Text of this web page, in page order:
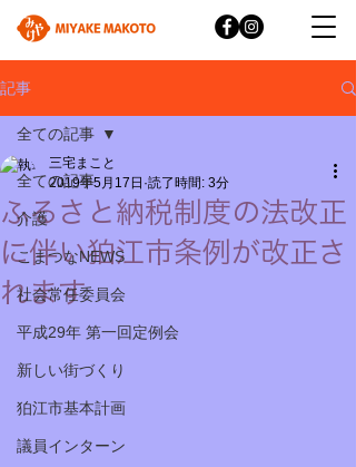
記事
全ての記事
介護
こまつなNEWS
社会常任委員会
平成29年 第一回定例会
新しい街づくり
狛江市基本計画
議員インターン
全ての記事
ふるさと納税制度の法改正
に伴い狛江市条例が改正さ
れます
三宅まこと
2019年5月17日 読了時間: 3分